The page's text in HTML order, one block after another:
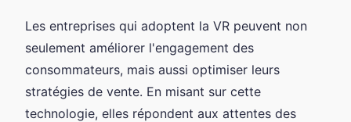
Les entreprises qui adoptent la VR peuvent non
seulement améliorer l'engagement des
consommateurs, mais aussi optimiser leurs
stratégies de vente. En misant sur cette
technologie, elles répondent aux attentes des